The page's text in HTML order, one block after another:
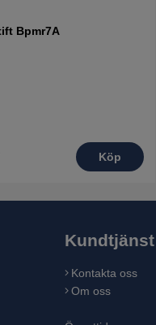
Bpmr7A
Köp
Kontakta oss
Om oss